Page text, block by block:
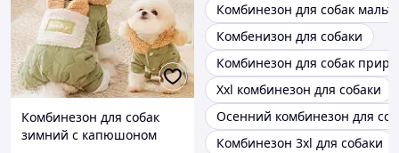
Комбинезон для собак
зимний с капюшоном
Комбинезон для собак
Комбенизон для собаки
Комбинезон для собак
Xxl комбинезон для собаки
Осенний комбинезон для
Комбинезон 3xl для собаки